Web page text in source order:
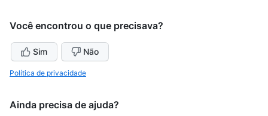
Você encontrou o que precisava?
Sim Não
Política de privacidade
Ainda precisa de ajuda?